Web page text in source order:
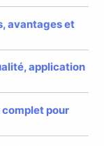
avantages et
application
pour